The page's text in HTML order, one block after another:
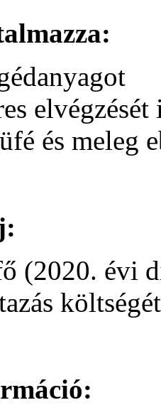
és meleg
(2020. évi